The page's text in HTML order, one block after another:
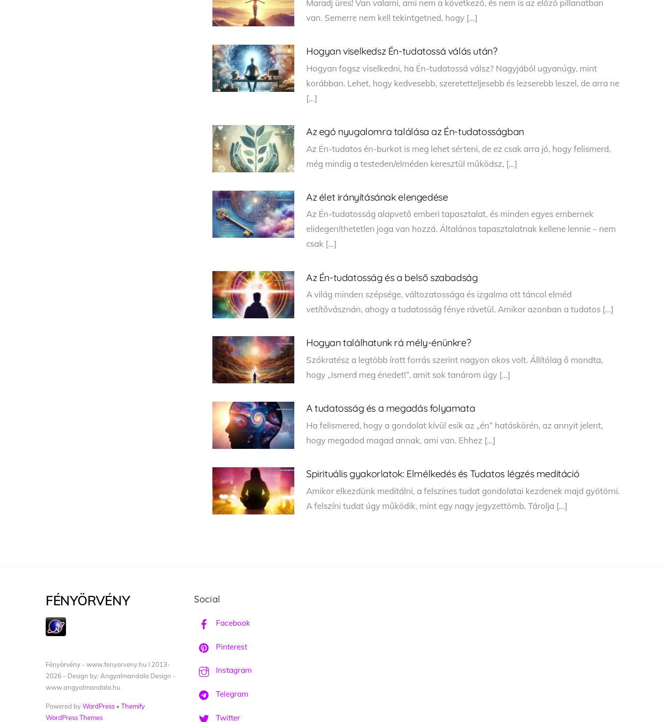
Maradj üres! Van valami, ami nem a következő, és nem is az előző pillanatban
van. Semerre nem kell tekintgetned, hogy […]
Hogyan viselkedsz Én-tudatossá válás után?
Hogyan fogsz viselkedni, ha Én-tudatossá válsz? Nagyjából ugyanúgy, mint
korábban. Lehet, hogy kedvesebb, szeretetteljesebb és lezserebb leszel, de arra ne
[…]
Az egó nyugalomra találása az Én-tudatosságban
Az Én-tudatos én-burkot is meg lehet sérteni, de ez csak arra jó, hogy felismerd,
még mindig a testeden/elméden keresztül működsz, […]
Az élet irányításának elengedése
Az Én-tudatosság alapvető emberi tapasztalat, és minden egyes embernek
elidegeníthetetlen joga van hozzá. Általános tapasztalatnak kellene lennie – nem
csak […]
Az Én-tudatosság és a belső szabadság
A világ minden szépsége, változatossága és izgalma ott táncol elméd
vetítővásznán, ahogy a tudatosság fénye rávetül. Amikor azonban a tudatos […]
Hogyan találhatunk rá mély-énünkre?
Szókratész a legtöbb írott forrás szerint nagyon okos volt. Állítólag ő mondta,
hogy „Ismerd meg énedet!”, amit sok tanárom úgy […]
A tudatosság és a megadás folyamata
Ha felismered, hogy a gondolat kívül esik az „én” hatáskörén, az annyit jelent,
hogy megadod magad annak, ami van. Ehhez […]
Spirituális gyakorlatok: Elmélkedés és Tudatos légzés meditáció
Amikor elkezdünk meditálni, a felszínes tudat gondolatai kezdenek majd gyötörni.
A felszíni tudat úgy működik, mint egy nagy jegyzettömb. Tárolja […]
FÉNYÖRVÉNY
Fényörvény - www.fenyorveny.hu I 2013-
2026 - Design by: Angyalmandala Design -
www.angyalmandala.hu
Powered byWordPress • Themify
WordPress Themes
Social
Facebook
Pinterest
Instagram
Telegram
Twitter